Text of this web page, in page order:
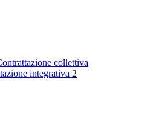
collettiva
integrativa 2